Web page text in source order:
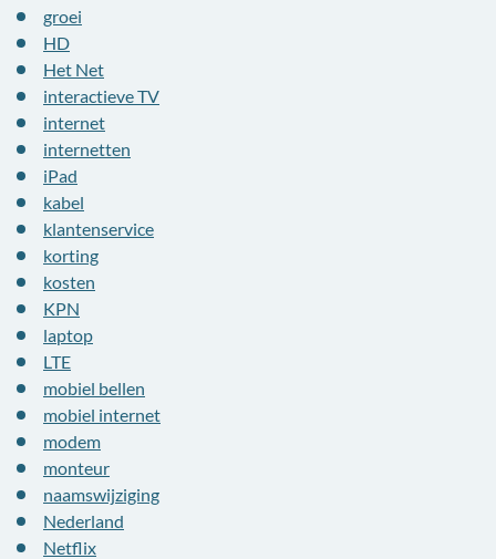
groei
HD
Het Net
interactieve TV
internet
internetten
iPad
kabel
klantenservice
korting
kosten
KPN
laptop
LTE
mobiel bellen
mobiel internet
modem
monteur
naamswijziging
Nederland
Netflix